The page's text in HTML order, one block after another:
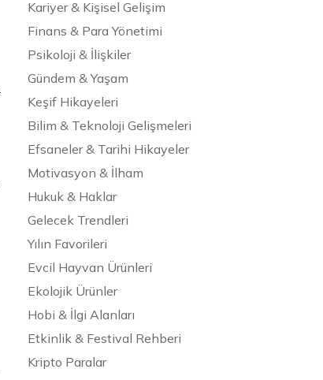
Kariyer & Kişisel Gelişim
Finans & Para Yönetimi
Psikoloji & İlişkiler
Gündem & Yaşam
Keşif Hikayeleri
Bilim & Teknoloji Gelişmeleri
Efsaneler & Tarihi Hikayeler
Motivasyon & İlham
Hukuk & Haklar
Gelecek Trendleri
Yılın Favorileri
Evcil Hayvan Ürünleri
Ekolojik Ürünler
Hobi & İlgi Alanları
Etkinlik & Festival Rehberi
Kripto Paralar